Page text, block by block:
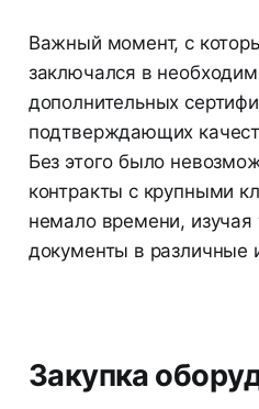
Важный момент, с
заключался в
дополнительных
подтверждающих
Без этого было
контракты с крупными
немало времени,
документы в различные
Закупка